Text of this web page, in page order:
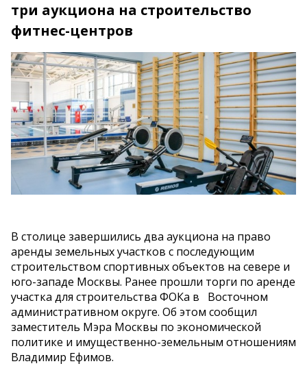
три аукциона на строительство
фитнес-центров
В столице завершились два аукциона на право
аренды земельных участков с последующим
строительством спортивных объектов на севере и
юго-западе Москвы. Ранее прошли торги по аренде
участка для строительства ФОКа в Восточном
административном округе. Об этом сообщил
заместитель Мэра Москвы по экономической
политике и имущественно-земельным отношениям
Владимир Ефимов.